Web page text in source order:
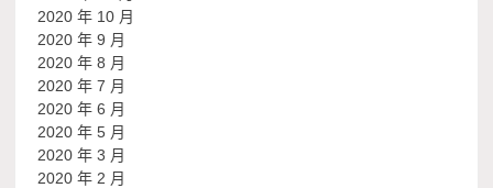
2020 年 10 月
2020 年 9 月
2020 年 8 月
2020 年 7 月
2020 年 6 月
2020 年 5 月
2020 年 3 月
2020 年 2 月